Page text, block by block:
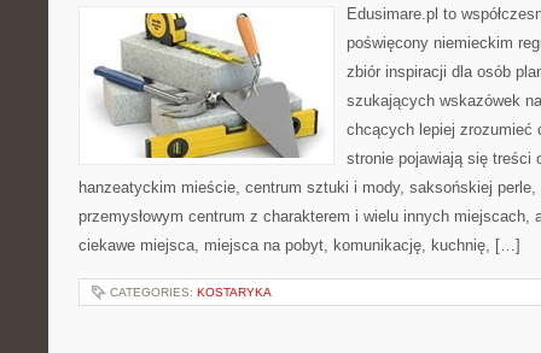
Edusimare.pl to
poświęcony niemieckim
zbiór inspiracji dla osób
szukających wskazówek
chcących lepiej zrozumieć
stronie pojawiają się treści
hanzeatyckim mieście, centrum sztuki i mody, saksońskiej
przemysłowym centrum z charakterem i wielu innych miejscach,
ciekawe miejsca, miejsca na pobyt, komunikację, kuchnię, […]
CATEGORIES: KOSTARYKA